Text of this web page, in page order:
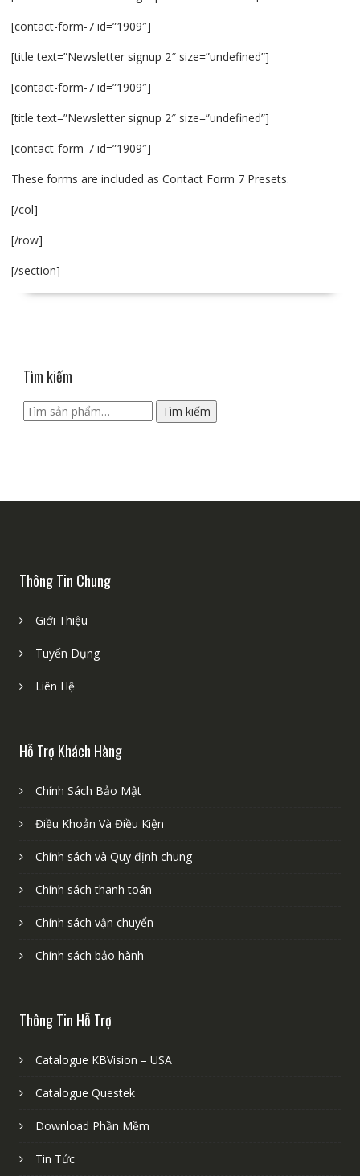
[contact-form-7 id=”1909″]
[title text=”Newsletter signup 2″ size=”undefined”]
[contact-form-7 id=”1909″]
[title text=”Newsletter signup 2″ size=”undefined”]
[contact-form-7 id=”1909″]
These forms are included as Contact Form 7 Presets.
[/col]
[/row]
[/section]
Tìm kiếm
Tìm
kiếm:
Tìm kiếm
Thông Tin Chung
Giới Thiệu
Tuyển Dụng
Liên Hệ
Hỗ Trợ Khách Hàng
Chính Sách Bảo Mật
Điều Khoản Và Điều Kiện
Chính sách và Quy định chung
Chính sách thanh toán
Chính sách vận chuyển
Chính sách bảo hành
Thông Tin Hỗ Trợ
Catalogue KBVision – USA
Catalogue Questek
Download Phần Mềm
Tin Tức